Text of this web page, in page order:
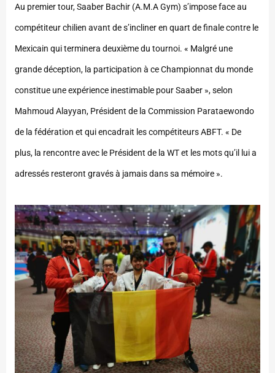
Au premier tour, Saaber Bachir (A.M.A Gym) s’impose face au
compétiteur chilien avant de s’incliner en quart de finale contre le
Mexicain qui terminera deuxième du tournoi. « Malgré une
grande déception, la participation à ce Championnat du monde
constitue une expérience inestimable pour Saaber », selon
Mahmoud Alayyan, Président de la Commission Parataewondo
de la fédération et qui encadrait les compétiteurs ABFT. « De
plus, la rencontre avec le Président de la WT et les mots qu’il lui a
adressés resteront gravés à jamais dans sa mémoire ».